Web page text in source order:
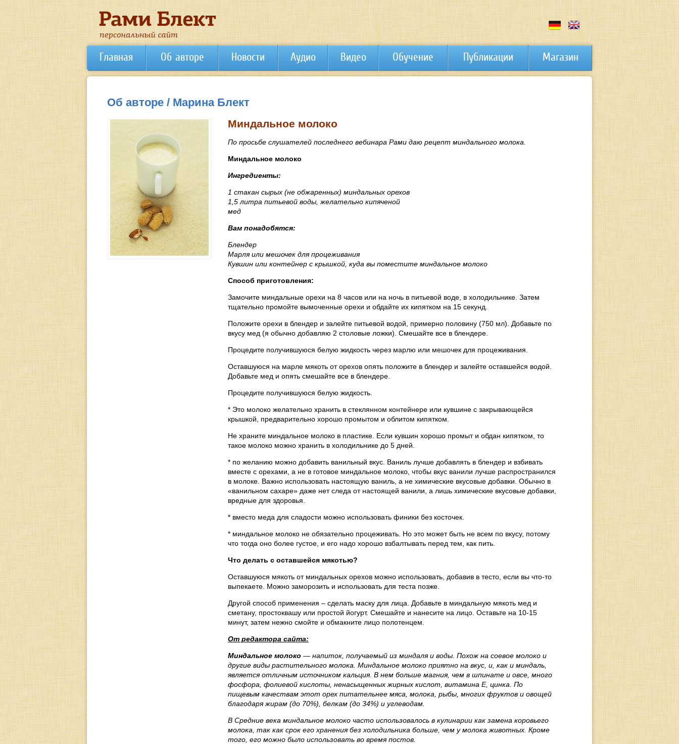
Главная Об авторе Новости Аудио Видео Обучение Публикации Магазин
Об авторе / Марина Блект
Миндальное молоко
По просьбе слушателей последнего вебинара Рами даю рецепт миндального молока.
Миндальное молоко
Ингредиенты:
1 стакан сырых (не обжаренных) миндальных орехов
1,5 литра питьевой воды, желательно кипяченой
мед
Вам понадобятся:
Блендер
Марля или мешочек для процеживания
Кувшин или контейнер с крышкой, куда вы поместите миндальное молоко
Способ приготовления:
Замочите миндальные орехи на 8 часов или на ночь в питьевой воде, в холодильнике. Затем
тщательно промойте вымоченные орехи и обдайте их кипятком на 15 секунд.
Положите орехи в блендер и залейте питьевой водой, примерно половину (750 мл). Добавьте по
вкусу мед (я обычно добавляю 2 столовые ложки). Смешайте все в блендере.
Процедите получившуюся белую жидкость через марлю или мешочек для процеживания.
Оставшуюся на марле мякоть от орехов опять положите в блендер и залейте оставшейся водой.
Добавьте мед и опять смешайте все в блендере.
Процедите получившуюся белую жидкость.
* Это молоко желательно хранить в стеклянном контейнере или кувшине с закрывающейся
крышкой, предварительно хорошо промытом и облитом кипятком.
Не храните миндальное молоко в пластике. Если кувшин хорошо промыт и обдан кипятком, то
такое молоко можно хранить в холодильнике до 5 дней.
* по желанию можно добавить ванильный вкус. Ваниль лучше добавлять в блендер и взбивать
вместе с орехами, а не в готовое миндальное молоко, чтобы вкус ванили лучше распространился
в молоке. Важно использовать настоящую ваниль, а не химические вкусовые добавки. Обычно в
«ванильном сахаре» даже нет следа от настоящей ванили, а лишь химические вкусовые добавки,
вредные для здоровья.
* вместо меда для сладости можно использовать финики без косточек.
* миндальное молоко не обязательно процеживать. Но это может быть не всем по вкусу, потому
что тогда оно более густое, и его надо хорошо взбалтывать перед тем, как пить.
Что делать с оставшейся мякотью?
Оставшуюся мякоть от миндальных орехов можно использовать, добавив в тесто, если вы что-то
выпекаете. Можно заморозить и использовать для теста позже.
Другой способ применения – сделать маску для лица. Добавьте в миндальную мякоть мед и
сметану, простоквашу или простой йогурт. Смешайте и нанесите на лицо. Оставьте на 10-15
минут, затем нежно смойте и обмакните лицо полотенцем.
От редактора сайта:
Миндальное молоко — напиток, получаемый из миндаля и воды. Похож на соевое молоко и
другие виды растительного молока. Миндальное молоко приятно на вкус, и, как и миндаль,
является отличным источником кальция. В нем больше магния, чем в шпинате и овсе, много
фосфора, фолиевой кислоты, ненасыщенных жирных кислот, витамина Е, цинка. По
пищевым качествам этот орех питательнее мяса, молока, рыбы, многих фруктов и овощей
благодаря жирам (до 70%), белкам (до 34%) и углеводам.
В Средние века миндальное молоко часто использовалось в кулинарии как замена коровьего
молока, так как срок его хранения без холодильника больше, чем у молока животных. Кроме
того, его можно было использовать во время постов.